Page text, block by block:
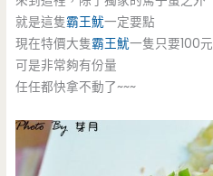
就是這隻霸王魷一定要點
現在特價大隻霸王魷一隻只要100元
可是非常夠有份量
任任都快拿不動了~~~